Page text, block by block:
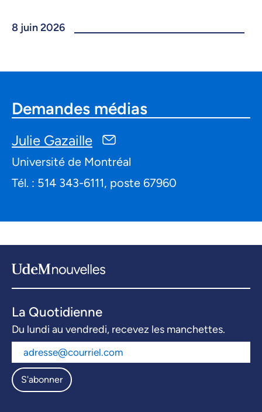
8 juin 2026
Demandes médias
Julie Gazaille
Université de Montréal
Tél. : 514 343-6111, poste 67960
La Quotidienne
Du lundi au vendredi, recevez les manchettes.
S'abonner